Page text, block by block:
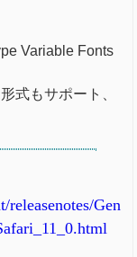
Variable Fonts
式もサポート、
Gen